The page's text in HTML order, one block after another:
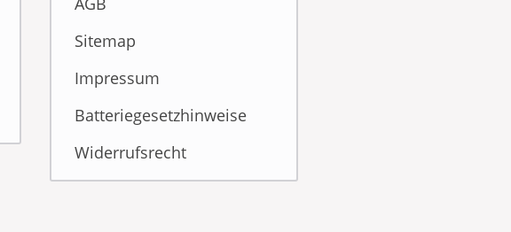
Sitemap
Impressum
Batteriegesetzhinweise
Widerrufsrecht